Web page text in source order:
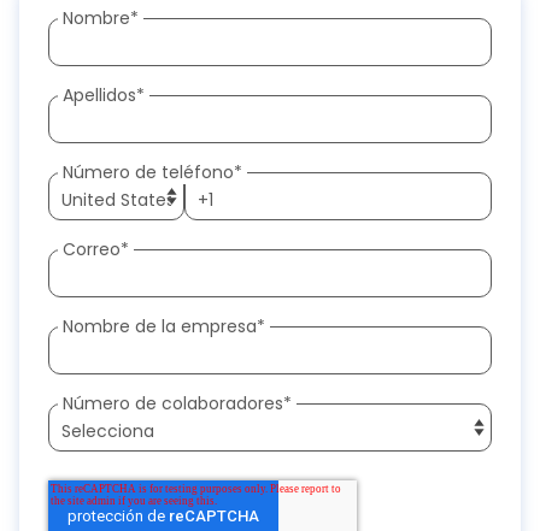
Nombre*
Apellidos*
Número de teléfono*
Correo*
Nombre de la empresa*
Número de colaboradores*